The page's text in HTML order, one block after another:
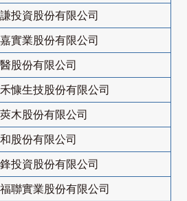
投資股份有限公司
實業股份有限公司
股份有限公司
慷生技股份有限公司
木股份有限公司
股份有限公司
投資股份有限公司
聯實業股份有限公司